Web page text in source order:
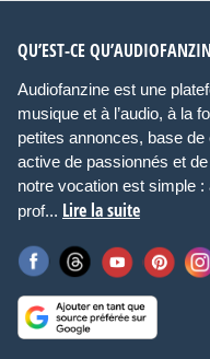
QU’EST-CE
Audiofanzine est une
musique et à l’audio, à la
petites annonces, base
active de passionnés et
notre vocation est simple
prof... Lire la suite